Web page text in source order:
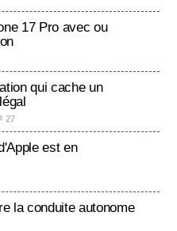
17 Pro avec ou
qui cache un
27
est en
la conduite autonome